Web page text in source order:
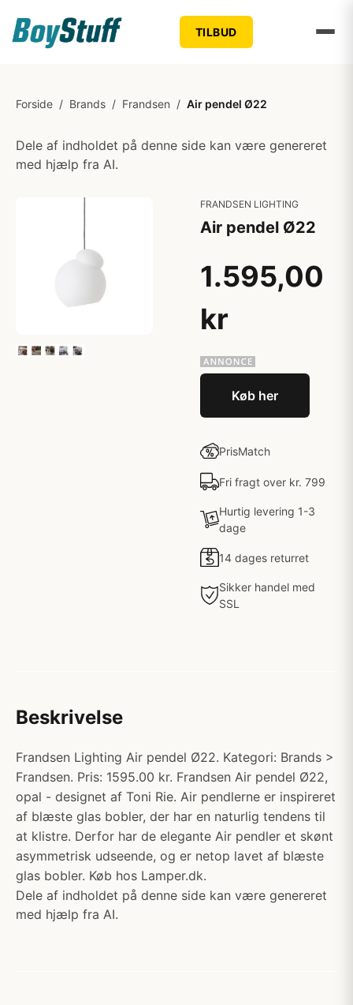
TILBUD
Forside / Brands / Frandsen / Air pendel Ø22
Dele af indholdet på denne side kan være genereret
med hjælp fra AI.
FRANDSEN LIGHTING
Air pendel Ø22
1.595,00
kr
Køb her
PrisMatch
Fri fragt over kr. 799
Hurtig levering 1-3
dage
14 dages returret
Sikker handel med
SSL
Beskrivelse
Frandsen Lighting Air pendel Ø22. Kategori: Brands >
Frandsen. Pris: 1595.00 kr. Frandsen Air pendel Ø22,
opal - designet af Toni Rie. Air pendlerne er inspireret
af blæste glas bobler, der har en naturlig tendens til
at klistre. Derfor har de elegante Air pendler et skønt
asymmetrisk udseende, og er netop lavet af blæste
glas bobler. Køb hos Lamper.dk.
Dele af indholdet på denne side kan være genereret
med hjælp fra AI.